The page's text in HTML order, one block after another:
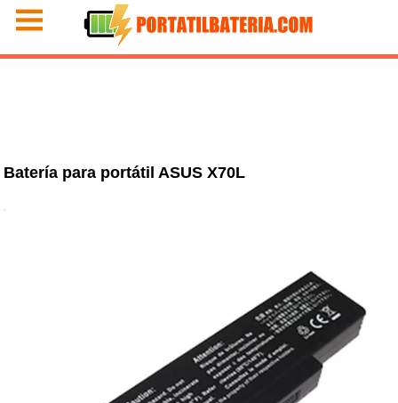
Batería para portátil ASUS X70L